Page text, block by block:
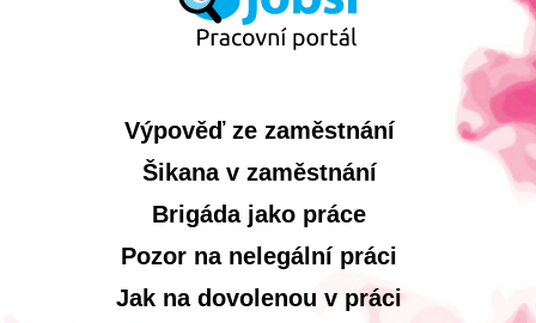
Výpověď ze zaměstnání
Šikana v zaměstnání
Brigáda jako práce
Pozor na nelegální práci
Jak na dovolenou v práci